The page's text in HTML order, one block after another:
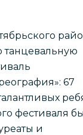
танцевальную
67
фестиваля
и